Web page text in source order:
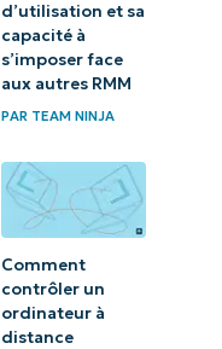
d’utilisation et sa
capacité à
s’imposer face
aux autres RMM
PARTEAM NINJA
Comment
contrôler un
ordinateur à
distance